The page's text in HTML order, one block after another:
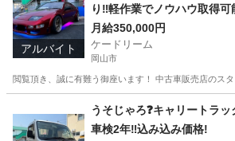
アルバイト
り‼️軽作業でノウハウ取得可
月給350,000円
ケードリーム
岡山市
閲覧頂き、誠に有難う御座います！ 中古車販売店のス
その他 車屋
うそじゃろ❓キャリートラ
車検2年‼️込み込み価格!